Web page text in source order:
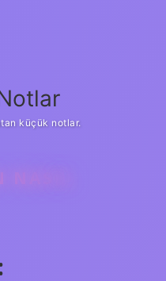
küçük notlar.
NASIL